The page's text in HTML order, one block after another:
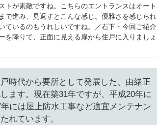
トが素敵ですね。こちらのエントランスはオート
で進み、見返すとこんな感じ。優雅さを感じられ
ているのもうれしいですね。／右下・今回ご紹介
を降りて、正面に見える扉から住戸に入りましょ
時代から要所として発展した、由緒正
ます。現在築31年ですが、平成20年に
には屋上防水工事など適宜メンテナン
れています。